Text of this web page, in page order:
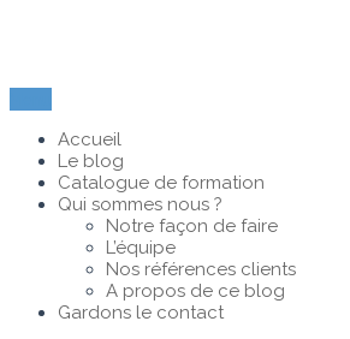
Accueil
Le blog
Catalogue de formation
Qui sommes nous ?
Notre façon de faire
L’équipe
Nos références clients
A propos de ce blog
Gardons le contact